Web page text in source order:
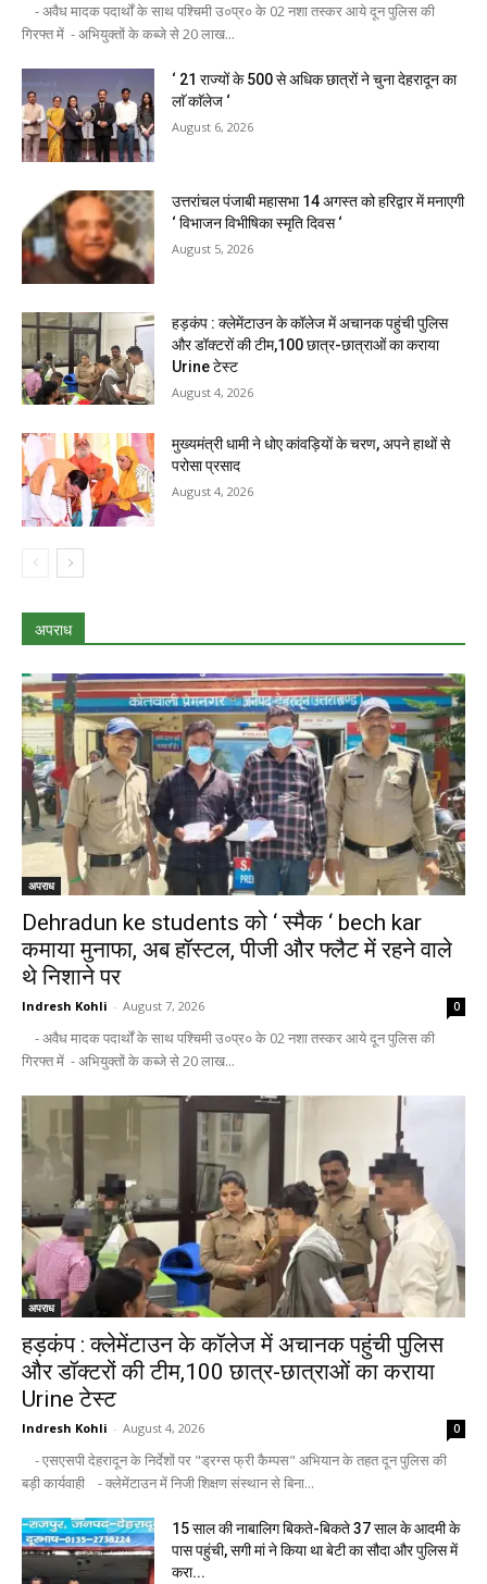
- अवैध मादक पदार्थों के साथ पश्चिमी उ०प्र० के 02 नशा तस्कर आये दून पुलिस की
गिरफ्त में - अभियुक्तों के कब्जे से 20 लाख...
‘ 21 राज्यों के 500 से अधिक छात्रों ने चुना देहरादून का
लाॅ काॅलेज ‘
August 6, 2026
उत्तरांचल पंजाबी महासभा 14 अगस्त को हरिद्वार में मनाएगी
‘ विभाजन विभीषिका स्मृति दिवस ‘
August 5, 2026
हड़कंप : क्लेमेंटाउन के कॉलेज में अचानक पहुंची पुलिस
और डॉक्टरों की टीम,100 छात्र-छात्राओं का कराया
Urine टेस्ट
August 4, 2026
मुख्यमंत्री धामी ने धोए कांवड़ियों के चरण, अपने हाथों से
परोसा प्रसाद
August 4, 2026
अपराध
अपराध
Dehradun ke students को ‘ स्मैक ‘ bech kar
कमाया मुनाफा, अब हॉस्टल, पीजी और फ्लैट में रहने वाले
थे निशाने पर
Indresh Kohli - August 7, 2026 0
- अवैध मादक पदार्थों के साथ पश्चिमी उ०प्र० के 02 नशा तस्कर आये दून पुलिस की
गिरफ्त में - अभियुक्तों के कब्जे से 20 लाख...
अपराध
हड़कंप : क्लेमेंटाउन के कॉलेज में अचानक पहुंची पुलिस
और डॉक्टरों की टीम,100 छात्र-छात्राओं का कराया
Urine टेस्ट
Indresh Kohli - August 4, 2026 0
- एसएसपी देहरादून के निर्देशों पर "ड्रग्स फ्री कैम्पस" अभियान के तहत दून पुलिस की
बड़ी कार्यवाही - क्लेमेंटाउन में निजी शिक्षण संस्थान से बिना...
15 साल की नाबालिग बिकते-बिकते 37 साल के आदमी के
पास पहुंची, सगी मां ने किया था बेटी का सौदा और पुलिस में
करा...